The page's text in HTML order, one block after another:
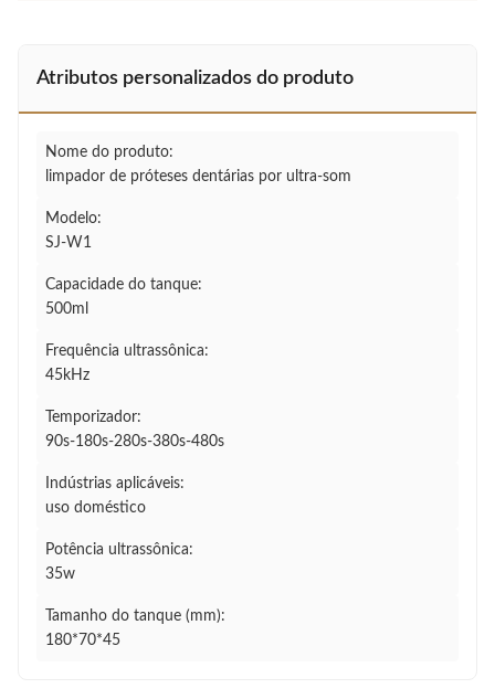
Atributos personalizados do produto
Nome do produto:
limpador de próteses dentárias por ultra-som
Modelo:
SJ-W1
Capacidade do tanque:
500ml
Frequência ultrassônica:
45kHz
Temporizador:
90s-180s-280s-380s-480s
Indústrias aplicáveis:
uso doméstico
Potência ultrassônica:
35w
Tamanho do tanque (mm):
180*70*45